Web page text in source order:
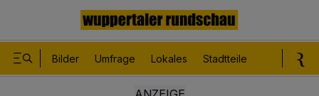
Bilder Umfrage Lokales Stadtteile